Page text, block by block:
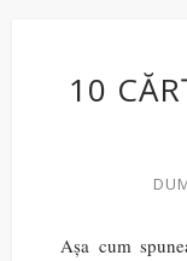
10
Așa cum